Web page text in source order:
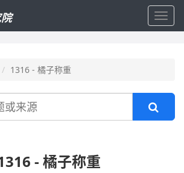
1316 - 橘子称重
- 橘子称重